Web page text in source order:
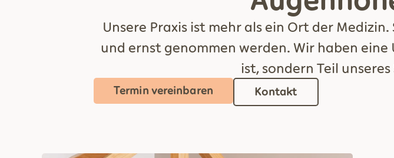
Unsere Praxis ist mehr als ein Ort der
und ernst genommen werden. Wir haben
ist, sondern Teil
Termin vereinbaren Kontakt